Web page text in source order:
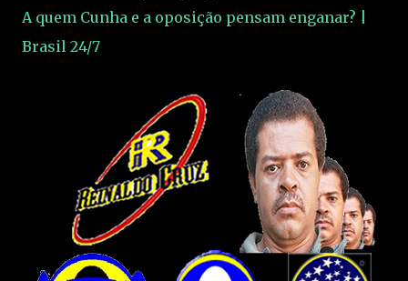
A quem Cunha e a oposição pensam enganar? |
Brasil 24/7